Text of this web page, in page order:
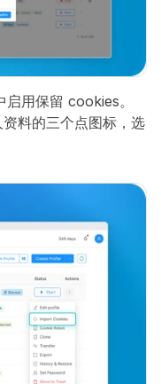
用保留 cookies。
料的三个点图标，选